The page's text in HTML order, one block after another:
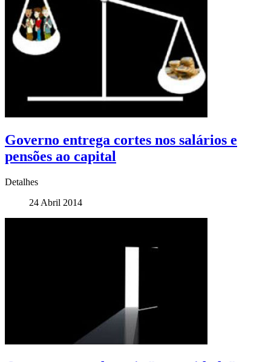
Governo entrega cortes nos salários e
pensões ao capital
Detalhes
24 Abril 2014